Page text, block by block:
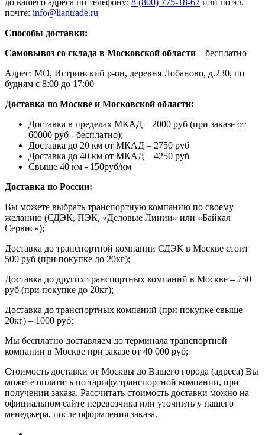
почте: info@liantrade.ru
Способы доставки:
Самовывоз со склада в Московской области – бесплатно
Адрес: МО, Истринский р-он, деревня Лобаново, д.230, по
будням с 8:00 до 17:00
Доставка по Москве и Московской области:
Доставка в пределах МКАД – 2000 руб (при заказе от
60000 руб - бесплатно);
Доставка до 20 км от МКАД – 2750 руб
Доставка до 40 км от МКАД – 4250 руб
Свыше 40 км - 150руб/км
Доставка по России:
Вы можете выбрать транспортную компанию по своему
желанию (СДЭК, ПЭК, «Деловые Линии» или «Байкал
Сервис»);
Доставка до транспортной компании СДЭК в Москве стоит
500 руб (при покупке до 20кг);
Доставка до других транспортных компаний в Москве – 750
руб (при покупке до 20кг);
Доставка до транспортных компаний (при покупке свыше
20кг) – 1000 руб;
Мы бесплатно доставляем до терминала транспортной
компании в Москве при заказе от 40 000 руб;
Стоимость доставки от Москвы до Вашего города (адреса) Вы
можете оплатить по тарифу транспортной компании, при
получении заказа. Рассчитать стоимость доставки можно на
официальном сайте перевозчика или уточнить у нашего
менеджера, после оформления заказа.